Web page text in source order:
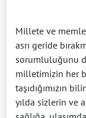
Millete ve
asrı geride
sorumluluğunu
milletimizin her
taşıdığımızın
yılda sizlerin ve